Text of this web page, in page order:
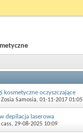
kosmetyczne oczyszczające
Zosia Samosia, 01-11-2017 01:05
depilacja laserowa
cass, 29-08-2025 10:09